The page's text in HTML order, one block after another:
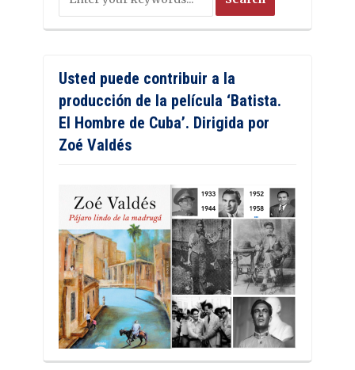
Usted puede contribuir a la
producción de la película ‘Batista.
El Hombre de Cuba’. Dirigida por
Zoé Valdés